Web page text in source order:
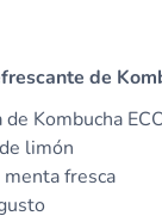
de
Kombucha
limón
menta fresca